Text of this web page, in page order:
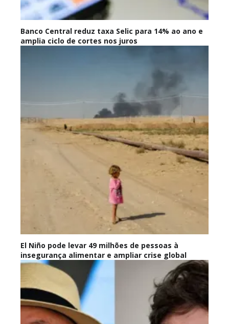
Banco Central reduz taxa Selic para 14% ao ano e
amplia ciclo de cortes nos juros
El Niño pode levar 49 milhões de pessoas à
insegurança alimentar e ampliar crise global